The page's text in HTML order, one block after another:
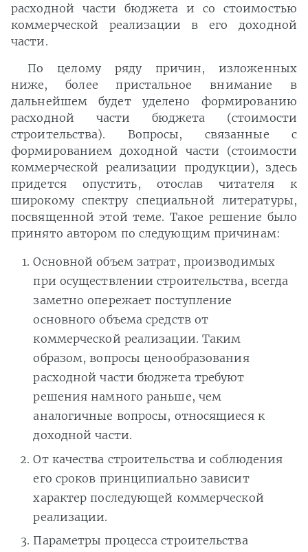
расходной части бюджета и со стоимостью
коммерческой реализации в его доходной
части.
По целому ряду причин, изложенных
ниже, более пристальное внимание в
дальнейшем будет уделено формированию
расходной части бюджета (стоимости
строительства). Вопросы, связанные с
формированием доходной части (стоимости
коммерческой реализации продукции), здесь
придется опустить, отослав читателя к
широкому спектру специальной литературы,
посвященной этой теме. Такое решение было
принято автором по следующим причинам:
Основной объем затрат, производимых
при осуществлении строительства, всегда
заметно опережает поступление
основного объема средств от
коммерческой реализации. Таким
образом, вопросы ценообразования
расходной части бюджета требуют
решения намного раньше, чем
аналогичные вопросы, относящиеся к
доходной части.
От качества строительства и соблюдения
его сроков принципиально зависит
характер последующей коммерческой
реализации.
Параметры процесса строительства